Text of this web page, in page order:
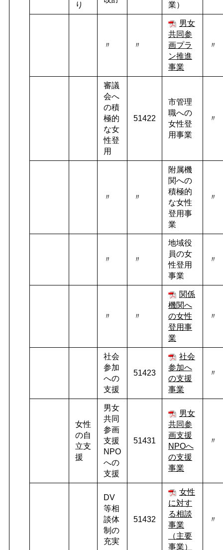
り 業）
〃 〃
男女
共同参
画プラ
ン推進
事業
〃
審議
会へ
の積
極的
な女
性登
用
51422
市管理
職への
女性登
用事業
〃
〃 〃
附属機
関への
積極的
な女性
登用事
業
〃
〃 〃
地域役
員の女
性登用
事業
〃
〃 〃
関係
機関へ
の女性
登用事
業
〃
社会
参加
への
支援
51423
社会
参加へ
の支援
事業
〃
女性
の自
立支
援
男女
共同
参画
支援
NPO
への
支援
51431
男女
共同参
画支援
NPOへ
の支援
事業
〃
DV
等相
談体
制の
充実
51432
女性
に対す
る相談
事業
（主要
事業）
〃